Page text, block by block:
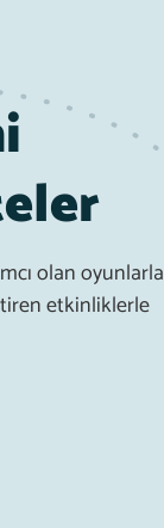
olan oyunlarla
etkinliklerle